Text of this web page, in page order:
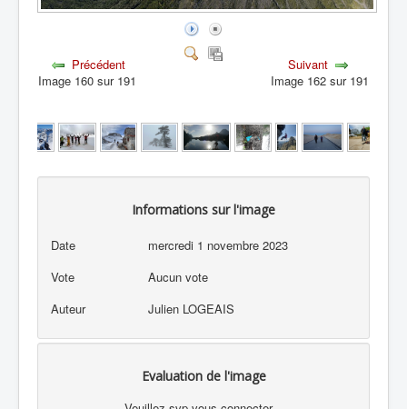
Précédent
Image 160 sur 191
Suivant
Image 162 sur 191
Informations sur l'image
Date
mercredi 1 novembre 2023
Vote
Aucun vote
Auteur
Julien LOGEAIS
Evaluation de l'image